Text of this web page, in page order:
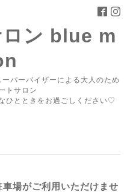
ン blue m
パーバイザーによる大人のため
トサロン
ひとときをお過ごしください♡
場がご利用いただけませ